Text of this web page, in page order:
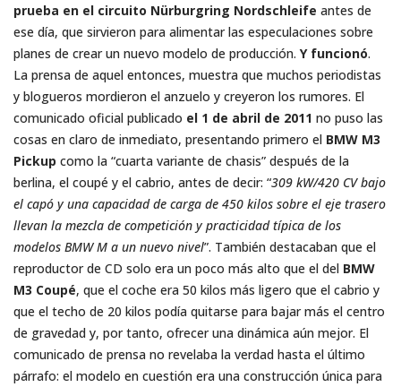
prueba en el circuito Nürburgring Nordschleife antes de
ese día, que sirvieron para alimentar las especulaciones sobre
planes de crear un nuevo modelo de producción. Y funcionó.
La prensa de aquel entonces, muestra que muchos periodistas
y blogueros mordieron el anzuelo y creyeron los rumores. El
comunicado oficial publicado el 1 de abril de 2011 no puso las
cosas en claro de inmediato, presentando primero el BMW M3
Pickup como la “cuarta variante de chasis” después de la
berlina, el coupé y el cabrio, antes de decir: “309 kW/420 CV bajo
el capó y una capacidad de carga de 450 kilos sobre el eje trasero
llevan la mezcla de competición y practicidad típica de los
modelos BMW M a un nuevo nivel”. También destacaban que el
reproductor de CD solo era un poco más alto que el del BMW
M3 Coupé, que el coche era 50 kilos más ligero que el cabrio y
que el techo de 20 kilos podía quitarse para bajar más el centro
de gravedad y, por tanto, ofrecer una dinámica aún mejor. El
comunicado de prensa no revelaba la verdad hasta el último
párrafo: el modelo en cuestión era una construcción única para